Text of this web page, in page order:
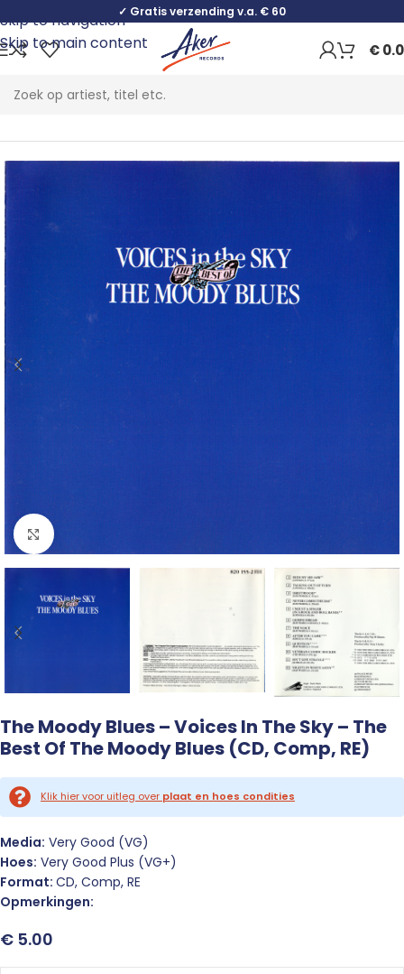
Skip to navigation
Skip to main content
✓ Gratis verzending v.a. € 60
€
Home Rock
Click to enlarge
The Moody Blues – Voices In The Sky – The
Best Of The Moody Blues (CD, Comp, RE)
Klik hier voor uitleg over plaat en hoes condities
Media: Very Good (VG)
Hoes: Very Good Plus (VG+)
Format: CD, Comp, RE
Opmerkingen:
€ 5.00